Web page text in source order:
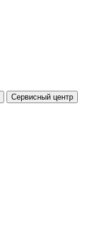
Сервисный центр